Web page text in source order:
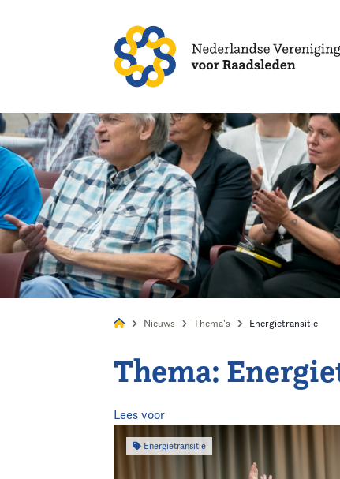
Alles
Nieuws Thema's Energietransitie
Thema:
Lees voor
Energietransitie